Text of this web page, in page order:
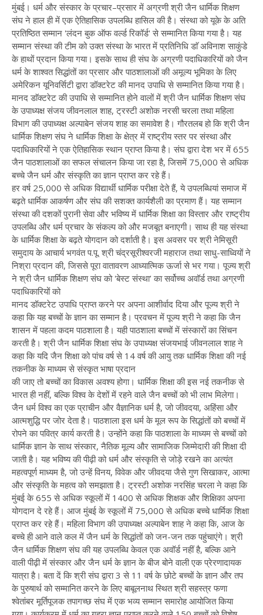
मुंबई। धर्म और संस्कार के प्रचार–प्रसार में अग्रणी श्री जैन धार्मिक शिक्षण
संघ ने हाल ही में एक ऐतिहासिक उपलब्धि हासिल की है। संस्था को यूके के अति
प्रतिष्ठित सम्मान 'लंदन बुक ऑफ वर्ल्ड रिकॉर्ड' से सम्मानित किया गया है। यह
सम्मान संस्था की टीम को उक्त संस्था के भारत में प्रतिनिधि डाॅ अविनाश साकुंडे
के हाथों प्रदान किया गया। इसके साथ ही संघ के अग्रणी पदाधिकारियों को जैन
धर्म के शाश्वत सिद्धांतों का प्रसार और पाठशालाओं की अमूल्य भूमिका के लिए
अमेरिकन यूनिवर्सिटी द्वारा डॉक्टरेट की मानद उपाधि से सम्मानित किया गया है।
मानद डाॅक्टरेट की उपाधि से सम्मानित होने वालों में श्री जैन धार्मिक शिक्षण संघ
के उपाध्यक्ष संजय जीवनलाल शाह, ट्रस्टी अशोक नरसी चरला तथा महिला
विभाग की उपाध्यक्ष अल्पाबेन संजय शाह का समावेश है। गौरतलब हो कि श्री जैन
धार्मिक शिक्षण संघ ने धार्मिक शिक्षा के क्षेत्र में राष्ट्रीय स्तर पर संस्था और
पदाधिकारियों ने एक ऐतिहासिक स्थान प्राप्त किया है। संघ द्वारा देश भर में 655
जैन पाठशालाओं का सफल संचालन किया जा रहा है, जिसमें 75,000 से अधिक
बच्चे जैन धर्म और संस्कृति का ज्ञान प्राप्त कर रहे हैं।
हर वर्ष 25,000 से अधिक विद्यार्थी धार्मिक परीक्षा देते हैं, ये उपलब्धियां समाज में
बढ़ते धार्मिक आकर्षण और संघ की सशक्त कार्यशैली का प्रमाण हैं। यह सम्मान
संस्था की दशकों पुरानी सेवा और भविष्य में धार्मिक शिक्षा का विस्तार और राष्ट्रीय
उपलब्धि और धर्म प्रचार के संकल्प को और मजबूत बनाएगी। साथ ही यह संस्था
के धार्मिक शिक्षा के बढ़ते योगदान को दर्शाती है। इस अवसर पर श्री नेमिसूरी
समुदाय के आचार्य भगवंत प.पू. श्री चंद्रसूरीश्वरजी महाराज तथा साधु-साध्वियों ने
निश्रा प्रदान की, जिससे पूरा वातावरण आध्यात्मिक ऊर्जा से भर गया। पूज्य श्री
ने श्री जैन धार्मिक शिक्षण संघ को 'बेस्ट संस्था’ का सर्वोच्च अवॉर्ड तथा अग्रणी
पदाधिकारियों को
मानद डॉक्टरेट उपाधि प्राप्त करने पर अपना आशीर्वाद दिया और पूज्य श्री ने
कहा कि यह बच्चों के ज्ञान का सम्मान है। प्रवचन में पूज्य श्री ने कहा कि जैन
शासन में पहला कदम पाठशाला है। यही पाठशाला बच्चों में संस्कारों का सिंचन
करती है। श्री जैन धार्मिक शिक्षा संघ के उपाध्यक्ष संजयभाई जीवनलाल शाह ने
कहा कि यदि जैन शिक्षा को पांच वर्ष से 14 वर्ष की आयु तक धार्मिक शिक्षा की नई
तकनीक के माध्यम से संस्कृत भाषा प्रदान
की जाए तो बच्चों का विकास अवश्य होगा। धार्मिक शिक्षा की इस नई तकनीक से
भारत ही नहीं, बल्कि विश्व के देशों में रहने वाले जैन बच्चों को भी लाभ मिलेगा।
जैन धर्म विश्व का एक प्राचीन और वैज्ञानिक धर्म है, जो जीवदया, अहिंसा और
आत्मशुद्धि पर जोर देता है। पाठशाला इस धर्म के मूल रूप के सिद्धांतों को बच्चों में
रोपने का पवित्र कार्य करती है। उन्होंने कहा कि पाठशाला के माध्यम से बच्चों को
धार्मिक ज्ञान के साथ संस्कार, नैतिक मूल्य और सामाजिक जिम्मेदारी की शिक्षा दी
जाती है। यह भविष्य की पीढ़ी को धर्म और संस्कृति से जोड़े रखने का अत्यंत
महत्वपूर्ण माध्यम है, जो उन्हें विनय, विवेक और जीवदया जैसे गुण सिखाकर, आत्मा
और संस्कृति के महत्व को समझाता है। ट्रस्टी अशोक नरसिंह चरला ने कहा कि
मुंबई के 655 से अधिक स्कूलों में 1400 से अधिक शिक्षक और शिक्षिका अपना
योगदान दे रहे हैं। आज मुंबई के स्कूलों में 75,000 से अधिक बच्चे धार्मिक शिक्षा
प्राप्त कर रहे हैं। महिला विभाग की उपाध्यक्ष अल्पाबेन शाह ने कहा कि, आज के
बच्चे ही आने वाले कल में जैन धर्म के सिद्धांतों को जन-जन तक पहुंचाएंगे। श्री
जैन धार्मिक शिक्षण संघ की यह उपलब्धि केवल एक अवॉर्ड नहीं है, बल्कि आने
वाली पीढ़ी में संस्कार और जैन धर्म के ज्ञान के बीज बोने वाली एक प्रेरणादायक
यात्रा है। बता दें कि श्री संघ द्वारा 3 से 11 वर्ष के छोटे बच्चों के ज्ञान और तप
के पुरुषार्थ को सम्मानित करने के लिए बाबूलनाथ स्थित श्री सहस्त्र फणा
श्वेतांबर मूर्तिपूजक तपागच्छ संघ में एक भव्य सम्मान समारोह आयोजित किया